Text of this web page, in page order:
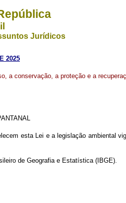
Jurídicos
2025
a conservação, a proteção e a
esta Lei e a legislação ambiental
de Geografia e Estatística (IBGE).